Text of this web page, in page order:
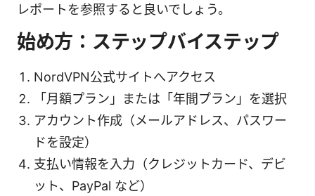
レポートを参照すると良いでしょう。
始め方：ステップバイステップ
NordVPN公式サイトへアクセス
「月額プラン」または「年間プラン」を選択
アカウント作成（メールアドレス、パスワー
ドを設定）
支払い情報を入力（クレジットカード、デビ
ット、PayPal など）